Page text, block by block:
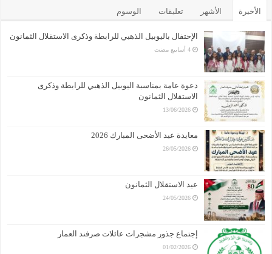
الأخيرة الأشهر تعليقات الوسوم
الإحتفال باليوبيل الذهبي للرابطة وذكرى الاستقلال الثمانون
‏4 أسابيع مضت
دعوة عامة بمناسبة اليوبيل الذهبي للرابطة وذكرى
الاستقلال الثمانون
13/06/2026
معايدة عيد الأضحى المبارك 2026
26/05/2026
عيد الاستقلال الثمانون
24/05/2026
إجتماع جذور مشجرات عائلات صرفند العمار
01/02/2026